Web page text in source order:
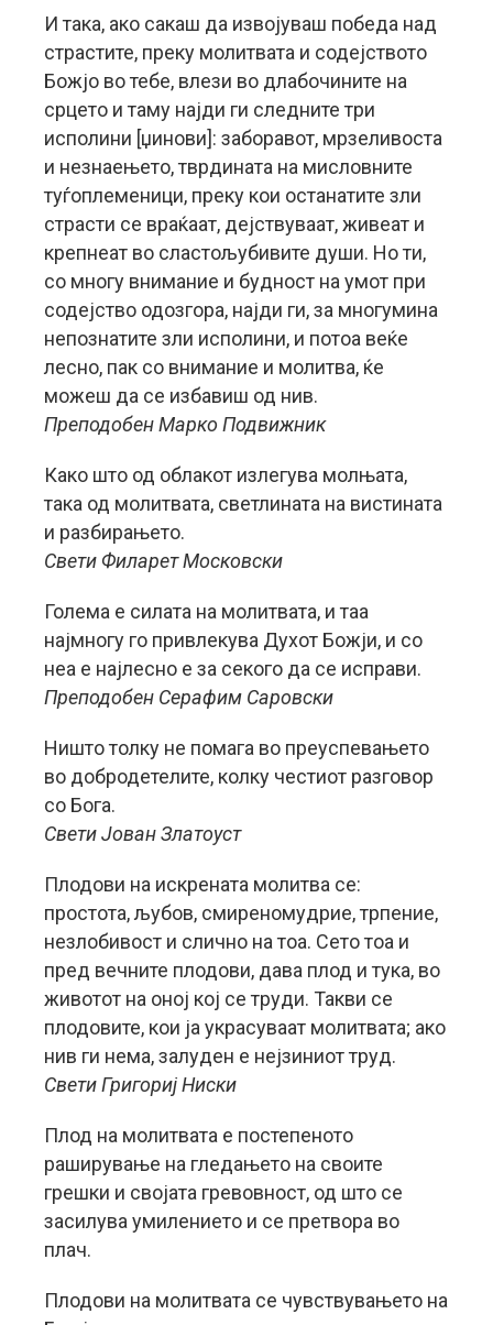
И така, ако сакаш да извојуваш победа над
страстите, преку молитвата и содејството
Божјо во тебе, влези во длабочините на
срцето и таму најди ги следните три
исполини [џинови]: заборавот, мрзеливоста
и незнаењето, тврдината на мисловните
туѓоплеменици, преку кои останатите зли
страсти се враќаат, дејствуваат, живеат и
крепнеат во сластољубивите души. Но ти,
со многу внимание и будност на умот при
содејство одозгора, најди ги, за многумина
непознатите зли исполини, и потоа веќе
лесно, пак со внимание и молитва, ќе
можеш да се избавиш од нив.
Преподобен Марко Подвижник
Како што од облакот излегува молњата,
така од молитвата, светлината на вистината
и разбирањето.
Свети Филарет Московски
Голема е силата на молитвата, и таа
најмногу го привлекува Духот Божји, и со
неа е најлесно е за секого да се исправи.
Преподобен Серафим Саровски
Ништо толку не помага во преуспевањето
во добродетелите, колку честиот разговор
со Бога.
Свети Јован Златоуст
Плодови на искрената молитва се:
простота, љубов, смиреномудрие, трпение,
незлобивост и слично на тоа. Сето тоа и
пред вечните плодови, дава плод и тука, во
животот на оној кој се труди. Такви се
плодовите, кои ја украсуваат молитвата; ако
нив ги нема, залуден е нејзиниот труд.
Свети Григориј Ниски
Плод на молитвата е постепеното
раширување на гледањето на своите
грешки и својата гревовност, од што се
засилува умилението и се претвора во
плач.
Плодови на молитвата се чувствувањето на